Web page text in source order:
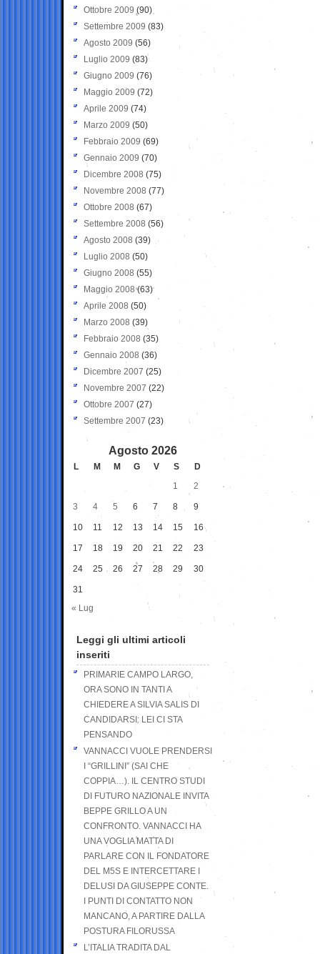
Ottobre 2009 (90)
Settembre 2009 (83)
Agosto 2009 (56)
Luglio 2009 (83)
Giugno 2009 (76)
Maggio 2009 (72)
Aprile 2009 (74)
Marzo 2009 (50)
Febbraio 2009 (69)
Gennaio 2009 (70)
Dicembre 2008 (75)
Novembre 2008 (77)
Ottobre 2008 (67)
Settembre 2008 (56)
Agosto 2008 (39)
Luglio 2008 (50)
Giugno 2008 (55)
Maggio 2008(63)
Aprile 2008 (50)
Marzo 2008 (39)
Febbraio 2008 (35)
Gennaio 2008 (36)
Dicembre 2007 (25)
Novembre 2007 (22)
Ottobre 2007 (27)
Settembre 2007 (23)
Agosto 2026
L M M G V S
D
1
2
3 4 5 6 7 8 9
10 11 12 13 14 15 16
17 18 19 20 21 22 23
24 25 26 27 28 29 30
31
« Lug
Leggi gli ultimi articoli
inseriti
PRIMARIE CAMPO LARGO,
ORA SONO IN TANTI A
CHIEDERE A SILVIA SALIS DI
CANDIDARSI: LEI CI STA
PENSANDO
VANNACCI VUOLE PRENDERSI
I “GRILLINI” (SAI CHE
COPPIA…). IL CENTRO STUDI
DI FUTURO NAZIONALE INVITA
BEPPE GRILLO A UN
CONFRONTO. VANNACCI HA
UNA VOGLIA MATTA DI
PARLARE CON IL FONDATORE
DEL M5S E INTERCETTARE I
DELUSI DA GIUSEPPE CONTE.
I PUNTI DI CONTATTO NON
MANCANO, A PARTIRE DALLA
POSTURA FILORUSSA
L’ITALIA TRADITA DAL